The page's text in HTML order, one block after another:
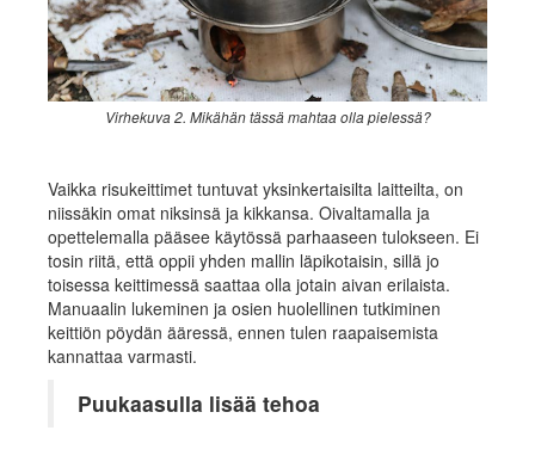
Virhekuva 2. Mikähän tässä mahtaa olla pielessä?
Vaikka risukeittimet tuntuvat yksinkertaisilta laitteilta, on
niissäkin omat niksinsä ja kikkansa. Oivaltamalla ja
opettelemalla pääsee käytössä parhaaseen tulokseen. Ei
tosin riitä, että oppii yhden mallin läpikotaisin, sillä jo
toisessa keittimessä saattaa olla jotain aivan erilaista.
Manuaalin lukeminen ja osien huolellinen tutkiminen
keittiön pöydän ääressä, ennen tulen raapaisemista
kannattaa varmasti.
Puukaasulla lisää tehoa